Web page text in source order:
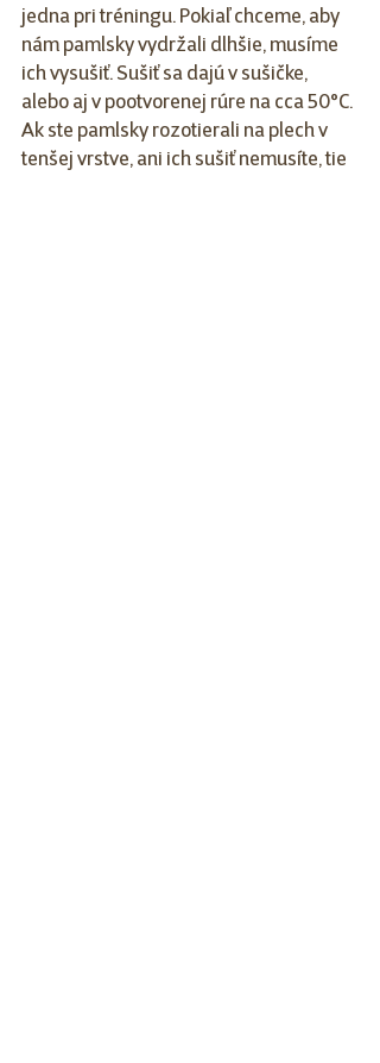
jedna pri tréningu. Pokiaľ chceme, aby
nám pamlsky vydržali dlhšie, musíme
ich vysušiť. Sušiť sa dajú v sušičke,
alebo aj v pootvorenej rúre na cca 50°C.
Ak ste pamlsky rozotierali na plech v
tenšej vrstve, ani ich sušiť nemusíte, tie